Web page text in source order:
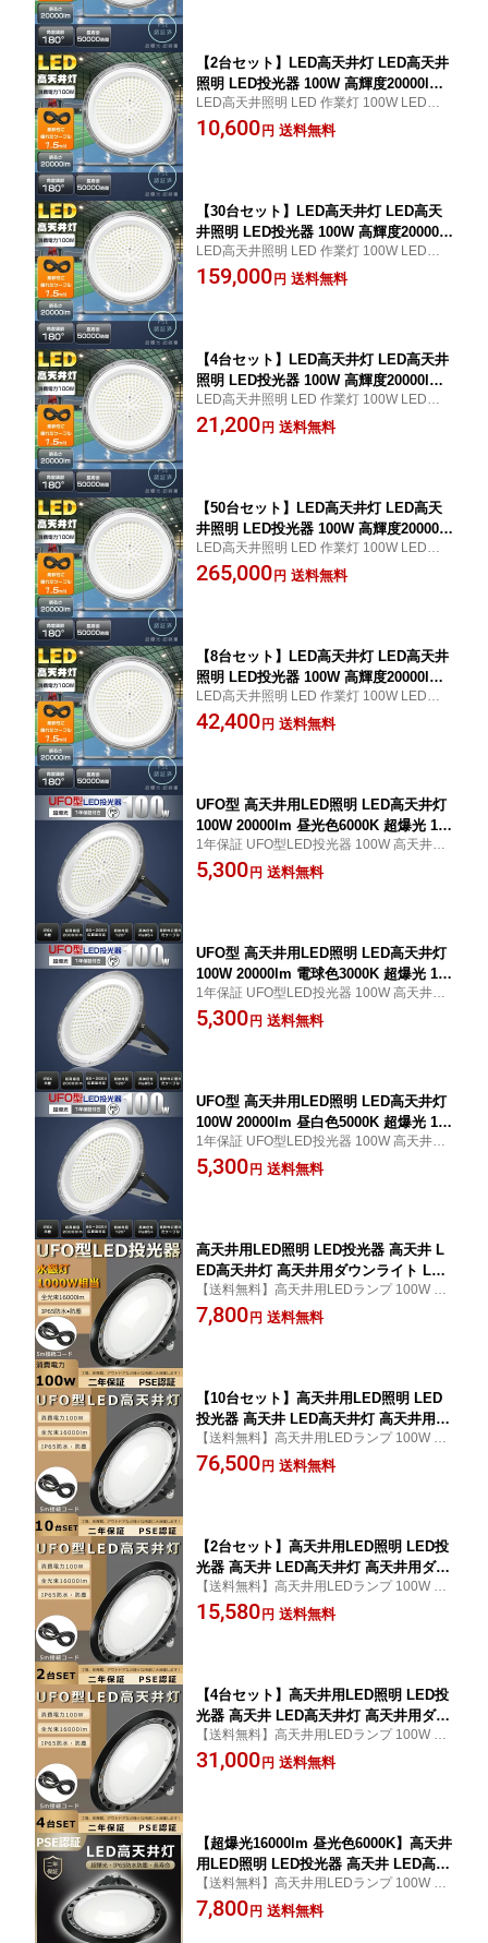
井照明
【2台セット】LED高天井灯 LED高天井
照明 LED投光器 100W 高輝度20000lm
UFO型 1000W水銀灯相当 電球色 昼白色
昼光色 IP6X防水防塵 LEDハイベイライ
照明
LED高天井照明 LED 作業灯 100W LED投光
器 100W 1.5Mコード付き 作業灯 LED 100
W 極薄型 体育館用 倉庫照明 駐車場灯 防犯
10,600 円 送料無料
【30台セット】LED高天井灯 LED高天
井照明 LED投光器 100W 高輝度20000l
m UFO型 1000W水銀灯相当 電球色 昼
白色 昼光色 IP6X防水防塵 LEDハイベイ
井照明
LED高天井照明 LED 作業灯 100W LED投光
器 100W 1.5Mコード付き 作業灯 LED 100
W 極薄型 体育館用 倉庫照明 駐車場灯 防犯
159,000 円 送料無料
【4台セット】LED高天井灯 LED高天井
照明 LED投光器 100W 高輝度20000lm
UFO型 1000W水銀灯相当 電球色 昼白色
昼光色 IP6X防水防塵 LEDハイベイライ
照明
LED高天井照明 LED 作業灯 100W LED投光
器 100W 1.5Mコード付き 作業灯 LED 100
W 極薄型 体育館用 倉庫照明 駐車場灯 防犯
21,200 円 送料無料
【50台セット】LED高天井灯 LED高天
井照明 LED投光器 100W 高輝度20000l
m UFO型 1000W水銀灯相当 電球色 昼
白色 昼光色 IP6X防水防塵 LEDハイベイ
井照明
LED高天井照明 LED 作業灯 100W LED投光
器 100W 1.5Mコード付き 作業灯 LED 100
W 極薄型 体育館用 倉庫照明 駐車場灯 防犯
265,000 円 送料無料
【8台セット】LED高天井灯 LED高天井
照明 LED投光器 100W 高輝度20000lm
UFO型 1000W水銀灯相当 電球色 昼白色
昼光色 IP6X防水防塵 LEDハイベイライ
照明
LED高天井照明 LED 作業灯 100W LED投光
器 100W 1.5Mコード付き 作業灯 LED 100
W 極薄型 体育館用 倉庫照明 駐車場灯 防犯
42,400 円 送料無料
UFO型 高天井用LED照明 LED高天井灯
100W 20000lm 昼光色6000K 超爆光 100
0W水銀灯相当 85V-265V対応 180°自由
調整 吊り下げ式 LED高天井照明 高天井
認証済
1年保証 UFO型LED投光器 100W 高天井照
明 LED 工場用LED照明器具 100V/200V 高
天井灯 高天井 LED 照明 ワークライト 1.5M
5,300 円 送料無料
UFO型 高天井用LED照明 LED高天井灯
100W 20000lm 電球色3000K 超爆光 100
0W水銀灯相当 85V-265V対応 180°自由
調整 吊り下げ式 LED高天井照明 高天井
ネ
1年保証 UFO型LED投光器 100W 高天井照
明 LED 工場用LED照明器具 100V/200V 高
天井灯 高天井 LED 照明 ワークライト 1.5M
5,300 円 送料無料
UFO型 高天井用LED照明 LED高天井灯
100W 20000lm 昼白色5000K 超爆光 100
0W水銀灯相当 85V-265V対応 180°自由
調整 吊り下げ式 LED高天井照明 高天井
認証済
1年保証 UFO型LED投光器 100W 高天井照
明 LED 工場用LED照明器具 100V/200V 高
天井灯 高天井 LED 照明 ワークライト 1.5M
5,300 円 送料無料
高天井用LED照明 LED投光器 高天井 L
ED高天井灯 高天井用ダウンライト LED
高天井照明 100W 水銀灯1000W相当 超
爆光16000lm LED 水銀灯 ハイベイライ
年保証】
【送料無料】高天井用LEDランプ 100W ME
ANWELL電源採用 5m配線コード付属 LED
チップ340個搭載し、水銀灯1000W相当に
7,800 円 送料無料
【10台セット】高天井用LED照明 LED
投光器 高天井 LED高天井灯 高天井用ダ
ウンライト LED高天井照明 100W 水銀
灯1000W相当 超爆光16000lm LED 水銀
年保証】
【送料無料】高天井用LEDランプ 100W ME
ANWELL電源採用 5m配線コード付属 LED
チップ340個搭載し、水銀灯1000W相当に
76,500 円 送料無料
【2台セット】高天井用LED照明 LED投
光器 高天井 LED高天井灯 高天井用ダウ
ンライト LED高天井照明 100W 水銀灯1
000W相当 超爆光16000lm LED 水銀灯
保証】
【送料無料】高天井用LEDランプ 100W ME
ANWELL電源採用 5m配線コード付属 LED
チップ340個搭載し、水銀灯1000W相当に
15,580 円 送料無料
【4台セット】高天井用LED照明 LED投
光器 高天井 LED高天井灯 高天井用ダウ
ンライト LED高天井照明 100W 水銀灯1
000W相当 超爆光16000lm LED 水銀灯
保証】
【送料無料】高天井用LEDランプ 100W ME
ANWELL電源採用 5m配線コード付属 LED
チップ340個搭載し、水銀灯1000W相当に
31,000 円 送料無料
【超爆光16000lm 昼光色6000K】高天井
用LED照明 LED投光器 高天井 LED高天
井灯 高天井用ダウンライト LED高天井
照明 100W 水銀灯1000W相当 LED 水銀
【送料無料】高天井用LEDランプ 100W 昼
光色6000ケルビン 一番明るい MEANWELL
電源採用 5m配線コード付属 LEDチップ340
7,800 円 送料無料